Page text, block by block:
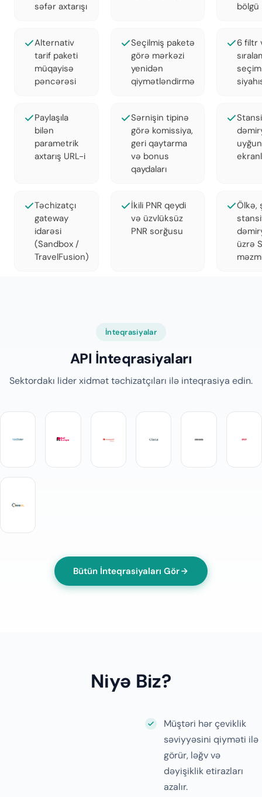
səfər axtarışı
bölgü
Alternativ
tarif paketi
müqayisə
pəncərəsi
Seçilmiş paketə
görə mərkəzi
yenidən
qiymətləndirmə
6 filtr
Paylaşıla
bilən
parametrik
axtarış URL-i
Sərnişin tipinə
görə komissiya,
geri qaytarma
və bonus
qaydaları
Təchizatçı
gateway
idarəsi
(Sandbox /
TravelFusion)
İkili PNR qeydi
və üzvlüksüz
PNR sorğusu
Ölkə,
üzrə
İnteqrasiyalar
API İnteqrasiyaları
Sektordakı lider xidmət təchizatçıları ilə inteqrasiya edin.
Bütün İnteqrasiyaları Gör
Niyə Biz?
Müştəri hər çeviklik
səviyyəsini qiyməti ilə
görür, ləğv və
dəyişiklik etirazları
azalır.